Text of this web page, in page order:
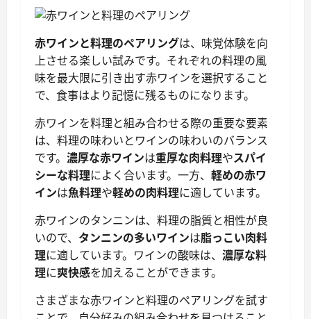
赤ワインと料理のペアリングは、味覚体験を向
上させる楽しい試みです。それぞれの料理の風
味を最大限に引き出す赤ワインを選択すること
で、食事はより記憶に残るものになります。
赤ワインを料理と組み合わせる際の重要な要素
は、料理の味わいとワインの味わいのバランス
です。 濃厚な赤ワインは重厚な肉料理やスパイ
シーな料理によく合います。一方、 軽めの赤ワ
インは魚料理や軽めの肉料理に適しています。
赤ワインのタンニンは、料理の脂質と相性が良
いので、 タンニンの多いワインは脂っこい肉料
理に適しています。ワインの酸味は、 濃厚な料
理に爽快感を加えることができます。
さまざまな赤ワインと料理のペアリングを試す